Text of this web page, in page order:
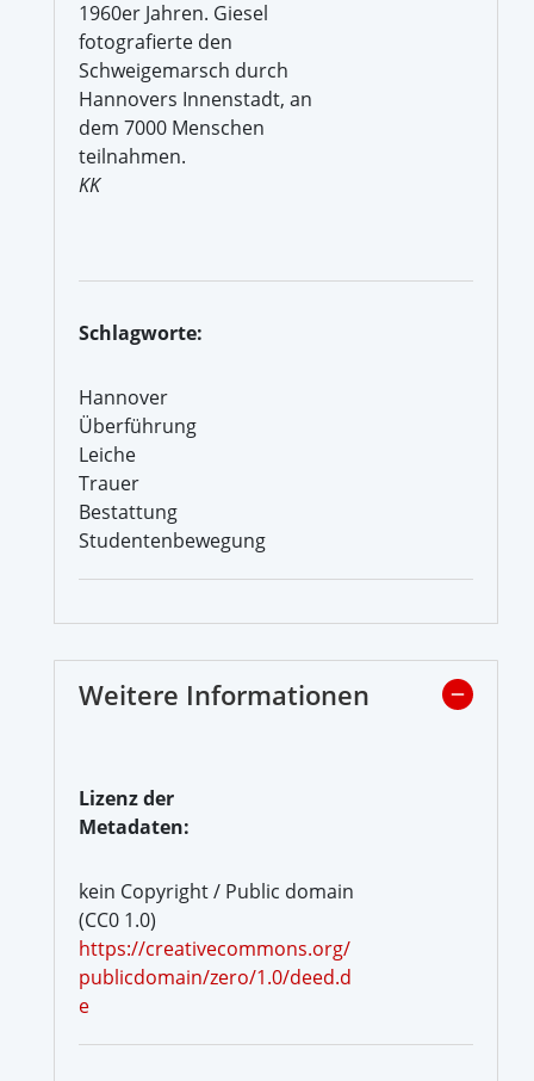
1960er Jahren. Giesel
fotografierte den
Schweigemarsch durch
Hannovers Innenstadt, an
dem 7000 Menschen
teilnahmen.
KK
Schlagworte:
Hannover
Überführung
Leiche
Trauer
Bestattung
Studentenbewegung
Weitere Informationen
Lizenz der
Metadaten:
kein Copyright / Public domain
(CC0 1.0)
https://creativecommons.org/
publicdomain/zero/1.0/deed.d
e